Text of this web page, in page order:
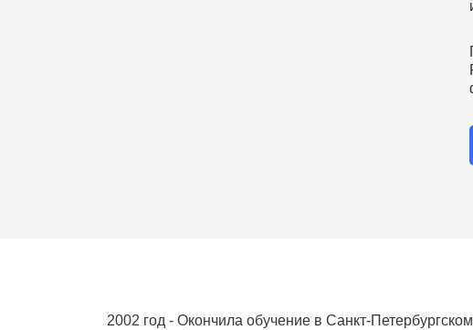
2002 год - Окончила обучение в Санкт-